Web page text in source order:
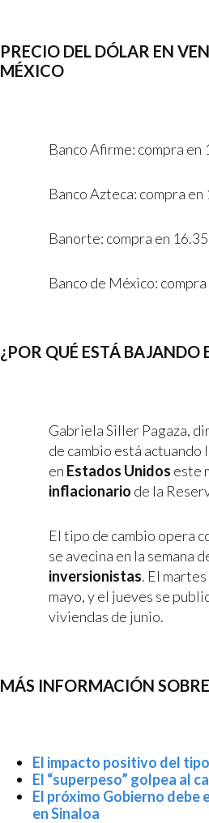
PRECIO DEL DÓLAR EN
MÉXICO
Banco Afirme: compra en
Banco Azteca: compra
Banorte: compra en
Banco de México:
¿POR QUÉ ESTÁ BAJANDO
Gabriela Siller Pagaza,
de cambio está actuando
en Estados Unidos este
inflacionario de la
El tipo de cambio opera
se avecina en la semana
inversionistas. El
mayo, y el jueves se
viviendas de junio.
MÁS INFORMACIÓN
El impacto positivo del
El “superpeso” golpea al
El próximo Gobierno
en Sinaloa